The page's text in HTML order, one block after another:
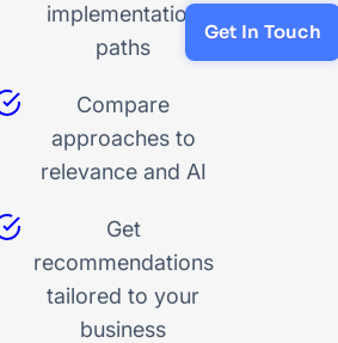
implementation
paths
Compare
approaches to
relevance and AI
Get
recommendations
tailored to your
business
Get In Touch